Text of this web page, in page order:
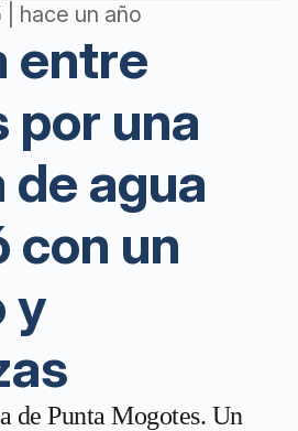
hace un año
entre
por una
agua
con un
y
de Punta Mogotes. Un